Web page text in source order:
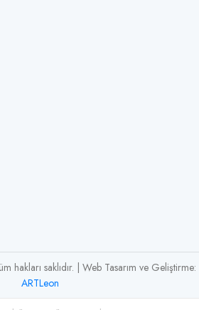
hakları saklıdır. | Web Tasarım ve Geliştirme:
ARTLeon